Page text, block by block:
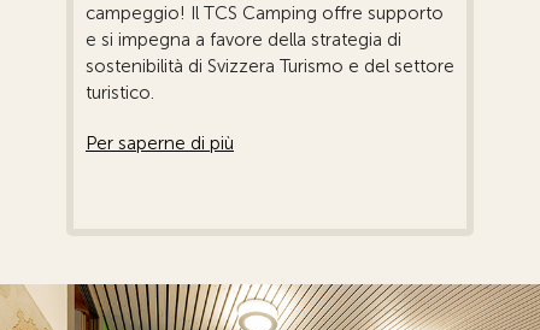
campeggio! Il TCS Camping offre supporto
e si impegna a favore della strategia di
sostenibilità di Svizzera Turismo e del settore
turistico.
Per saperne di più